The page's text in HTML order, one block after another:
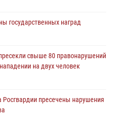
государственных наград
свыше 80 правонарушений
на двух человек
Росгвардии пресечены нарушения